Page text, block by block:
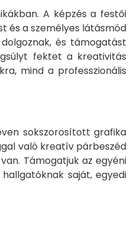
A képzés a festői
és a személyes látásmód
és támogatást
fektet a kreativitás
mind a professzionális
sokszorosított grafika
való kreatív párbeszéd
Támogatjuk az egyéni
saját, egyedi